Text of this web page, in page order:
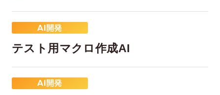
AI開発
テスト用マクロ作成AI
AI開発